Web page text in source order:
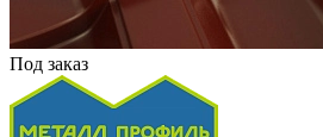
Под заказ